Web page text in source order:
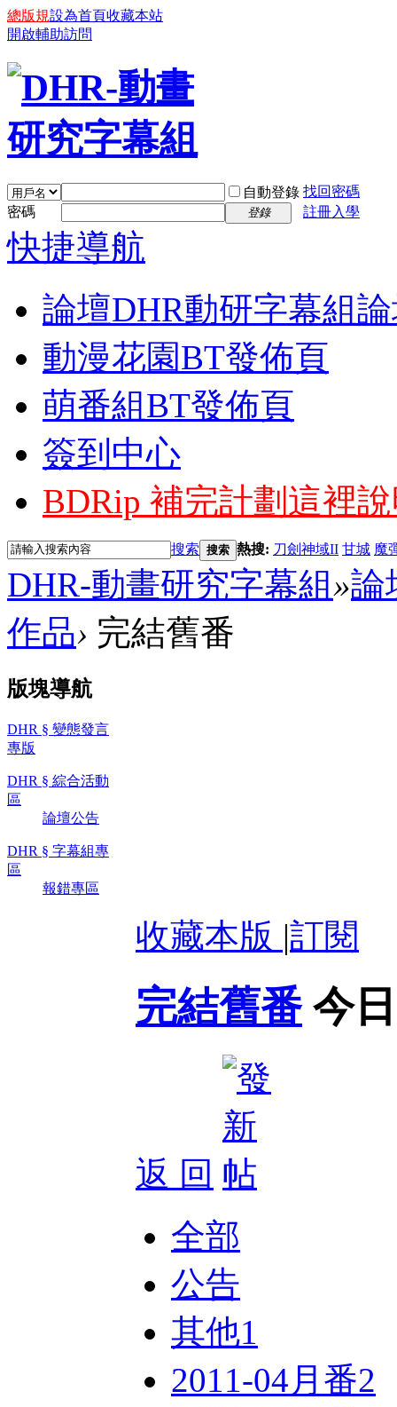
總版規設為首頁收藏本站
開啟輔助訪問
自動登錄 找回密碼
密碼
登錄 註冊入學
快捷導航
論壇DHR動研字幕組
動漫花園BT發佈頁
萌番組BT發佈頁
簽到中心
BDRip 補完計劃 這裡
搜索 搜索 熱搜: 刀劍神域II 甘城 魔
DHR-動畫研究字幕組»論
作品› 完結舊番
版塊導航
DHR § 變態發言
專版
DHR § 綜合活動
區
論壇公告
DHR § 字幕組專
區
報錯專區
收藏本版 |訂閱
完結舊番 今
返 回
全部
公告
其他1
2011-04月番2